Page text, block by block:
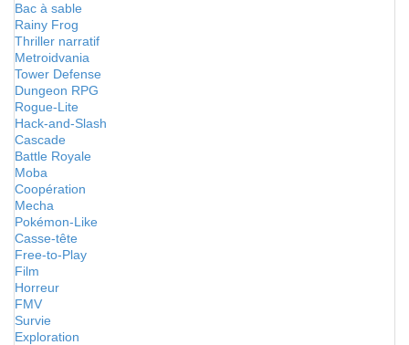
Bac à sable
Rainy Frog
Thriller narratif
Metroidvania
Tower Defense
Dungeon RPG
Rogue-Lite
Hack-and-Slash
Cascade
Battle Royale
Moba
Coopération
Mecha
Pokémon-Like
Casse-tête
Free-to-Play
Film
Horreur
FMV
Survie
Exploration